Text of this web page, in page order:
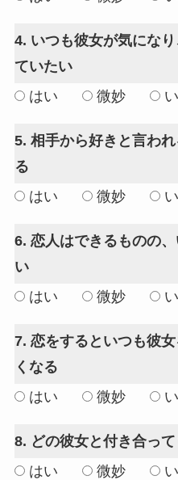
4. いつも彼女が気にな
ていたい
はい
微妙 い
5. 相手から好きと言わ
る
はい
微妙 い
6. 恋人はできるものの
い
はい
微妙 い
7. 恋をするといつも彼
くなる
はい
微妙 い
8. どの彼女と付き合っ
はい
微妙 い